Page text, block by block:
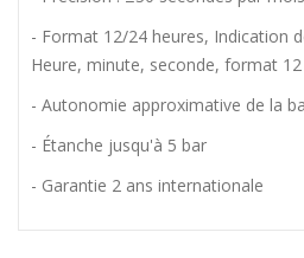
- Format 12/24 heures, Indication
Heure, minute, seconde, format
- Autonomie approximative de la
- Étanche jusqu'à 5 bar
- Garantie 2 ans internationale